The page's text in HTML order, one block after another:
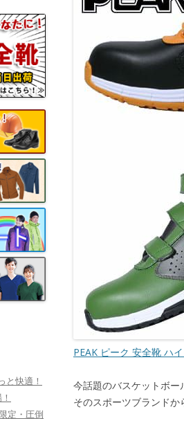
PEAK ピーク 安全靴 ハ
今話題のバスケットボー
そのスポーツブランド
と快適！
定・圧倒